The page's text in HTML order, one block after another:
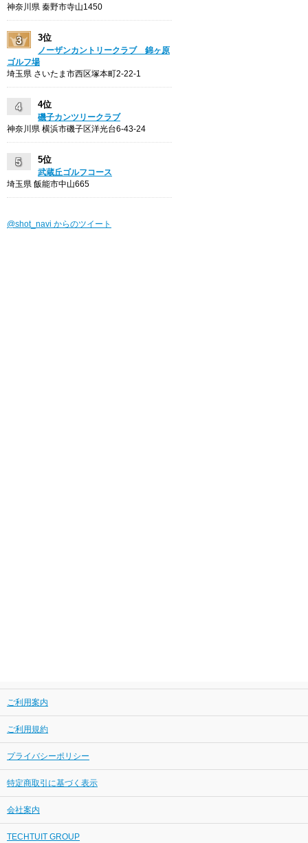
神奈川県 秦野市寺山1450
3位
ノーザンカントリークラブ 錦ヶ原
ゴルフ場
埼玉県 さいたま市西区塚本町2-22-1
4位
磯子カンツリークラブ
神奈川県 横浜市磯子区洋光台6-43-24
5位
武蔵丘ゴルフコース
埼玉県 飯能市中山665
@shot_navi からのツイート
ご利用案内
ご利用規約
プライバシーポリシー
特定商取引に基づく表示
会社案内
TECHTUIT GROUP